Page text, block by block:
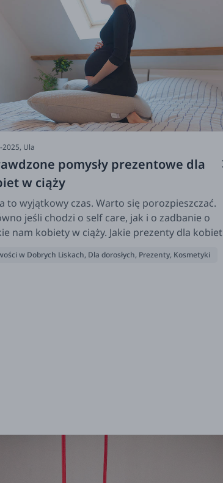
2025, Ula
pomysły prezentowe dla
w ciąży
to wyjątkowy czas. Warto się porozpieszczać.
jeśli chodzi o self care, jak i o zadbanie o
nam kobiety w ciąży. Jakie prezenty dla kobiet
zestawieniu!
w Dobrych Liskach, Dla dorosłych, Prezenty, Kosmetyki